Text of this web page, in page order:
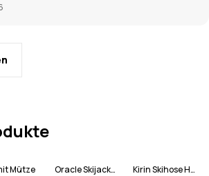
Mütze
Oracle Skijacke Herren
Kirin Skihose Herren